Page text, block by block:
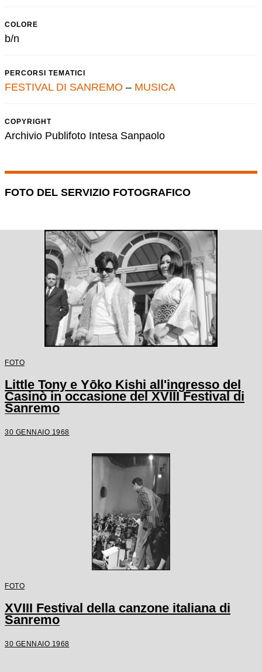
COLORE
b/n
PERCORSI TEMATICI
FESTIVAL DI SANREMO – MUSICA
COPYRIGHT
Archivio Publifoto Intesa Sanpaolo
FOTO DEL SERVIZIO FOTOGRAFICO
FOTO
Little Tony e Yōko Kishi all'ingresso del
Casinò in occasione del XVIII Festival di
Sanremo
30 GENNAIO 1968
FOTO
XVIII Festival della canzone italiana di
Sanremo
30 GENNAIO 1968